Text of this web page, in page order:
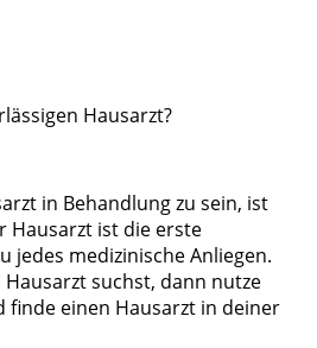
Hausarzt?
in Behandlung zu sein, ist
Hausarzt ist die erste
jedes medizinische Anliegen.
suchst, dann nutze
finde einen Hausarzt in deiner